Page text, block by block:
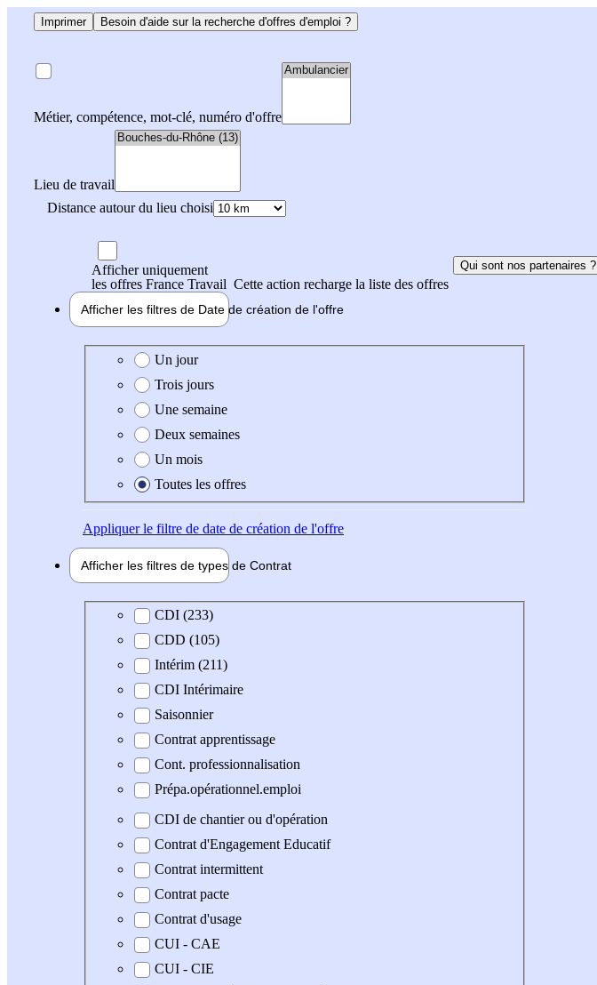
Imprimer Besoin d'aide sur la recherche d'offres d'emploi ?
Métier, compétence, mot-clé, numéro d'offre
Lieu de travail
Distance autour du lieu choisi
Afficher uniquement
les offres France Travail Cette action recharge la liste des offres
Qui sont nos partenaires ?
Afficher les filtres de Date de création de l'offre
Date de création de l'offre
Un jour
Trois jours
Une semaine
Deux semaines
Un mois
Toutes les offres
Appliquerle filtre de date de création de l'offre
Afficher les filtres de types de Contrat
Type de contratCDI (233)
CDD (105)
Intérim (211)
CDI Intérimaire
Saisonnier
Contrat apprentissage
Cont. professionnalisation
Prépa.opérationnel.emploi
CDI de chantier ou d'opération
Contrat d'Engagement Educatif
Contrat intermittent
Contrat pacte
Contrat d'usage
CUI - CAE
CUI - CIE